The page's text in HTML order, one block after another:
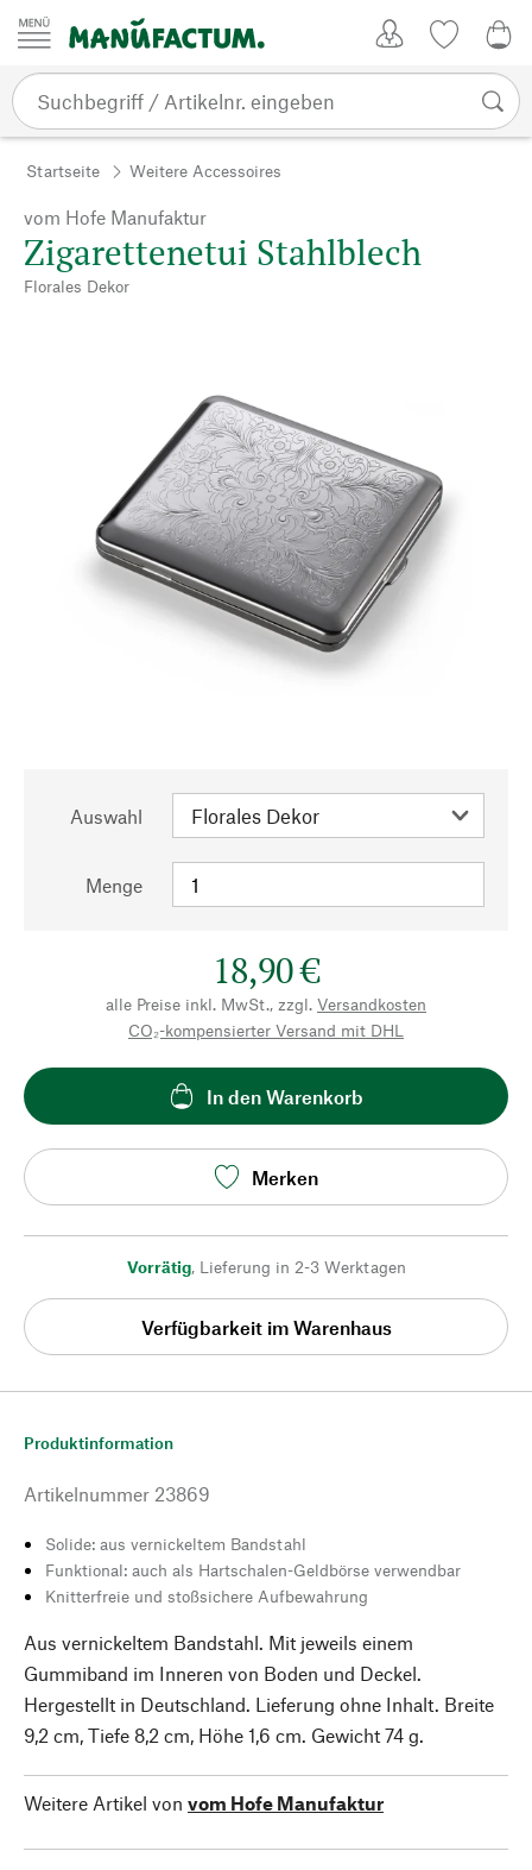
Zum Inhalt springen
Startseite Weitere Accessoires
vom Hofe Manufaktur
Zigarettenetui Stahlblech
Florales Dekor
Auswahl
Menge
18,90 €
alle Preise inkl. MwSt., zzgl. Versandkosten
CO₂-kompensierter Versand mit DHL
In den Warenkorb
Merken
Vorrätig, Lieferung in 2-3 Werktagen
Verfügbarkeit im Warenhaus
Produktinformation
Artikelnummer 23869
Solide: aus vernickeltem Bandstahl
Funktional: auch als Hartschalen-Geldbörse verwendbar
Knitterfreie und stoßsichere Aufbewahrung
Aus vernickeltem Bandstahl. Mit jeweils einem
Gummiband im Inneren von Boden und Deckel.
Hergestellt in Deutschland. Lieferung ohne Inhalt. Breite
9,2 cm, Tiefe 8,2 cm, Höhe 1,6 cm. Gewicht 74 g.
Weitere Artikel von vom Hofe Manufaktur